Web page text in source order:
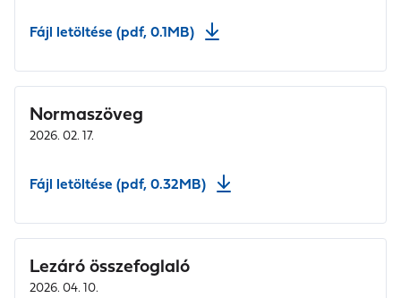
Fájl letöltése (pdf, 0.1MB)
Normaszöveg
2026. 02. 17.
Fájl letöltése (pdf, 0.32MB)
Lezáró összefoglaló
2026. 04. 10.